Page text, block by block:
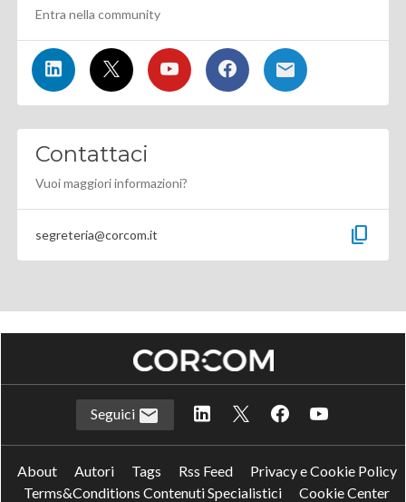
Entra nella community
Contattaci
Vuoi maggiori informazioni?
segreteria@corcom.it content_copy
Seguici
About Autori Tags Rss Feed
Privacy e Cookie Policy
Terms&Conditions Contenuti Specialistici
Cookie Center